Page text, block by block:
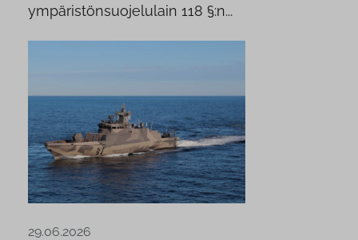
ympäristönsuojelulain 118 §:n...
29.06.2026